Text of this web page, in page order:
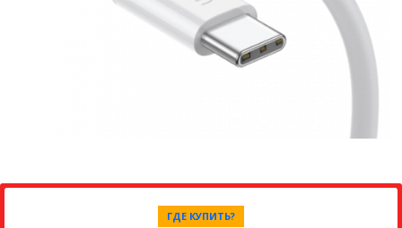
ГДЕ КУПИТЬ?